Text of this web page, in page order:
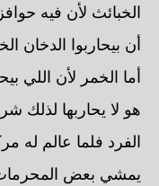
الخبائث لأن فيه
أن بيحاربوا الدخان
أما الخمر لأن اللي
هو لا يحاربها
الفرد فلما عالم له
يمشي بعض